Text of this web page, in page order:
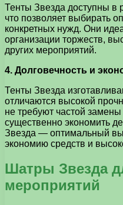
Тенты Звезда доступны в
что позволяет выбирать
конкретных нужд. Они
организации торжеств,
других мероприятий.
4. Долговечность и
Тенты Звезда
отличаются высокой
не требуют частой
существенно экономить
Звезда — оптимальный
экономию средств и
Шатры Звезда
мероприятий